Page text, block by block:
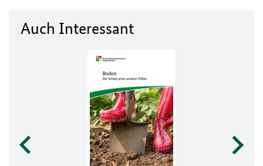
Auch Interessant